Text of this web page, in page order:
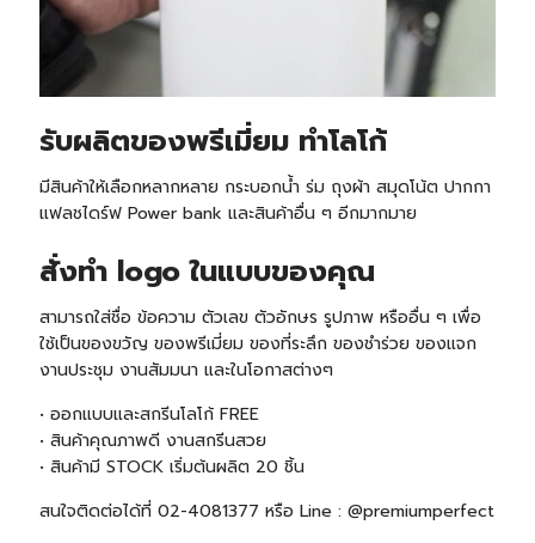
รับผลิตของพรีเมี่ยม ทำโลโก้
มีสินค้าให้เลือกหลากหลาย กระบอกน้ำ ร่ม ถุงผ้า สมุดโน้ต ปากกา
แฟลชไดร์ฟ Power bank และสินค้าอื่น ๆ อีกมากมาย
สั่งทำ logo ในแบบของคุณ
สามารถใส่ชื่อ ข้อความ ตัวเลข ตัวอักษร รูปภาพ หรืออื่น ๆ เพื่อ
ใช้เป็นของขวัญ ของพรีเมี่ยม ของที่ระลึก ของชำร่วย ของแจก
งานประชุม งานสัมมนา และในโอกาสต่างๆ
• ออกแบบและสกรีนโลโก้ FREE
• สินค้าคุณภาพดี งานสกรีนสวย
• สินค้ามีSTOCK เริ่มต้นผลิต 20 ชิ้น
สนใจติดต่อได้ที่ 02-4081377 หรือ Line : @premiumperfect